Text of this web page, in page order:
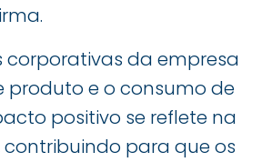
corporativas da empresa
produto e o consumo de
positivo se reflete na
para que os